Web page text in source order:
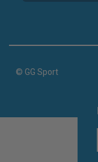
© GG Sport